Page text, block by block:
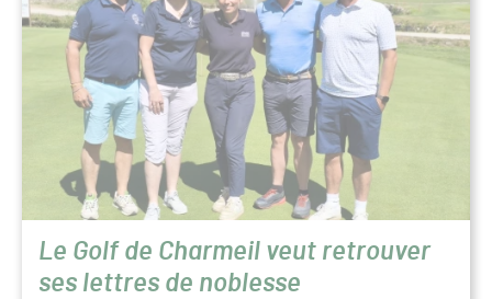
Le Golf de Charmeil veut retrouver
ses lettres de noblesse